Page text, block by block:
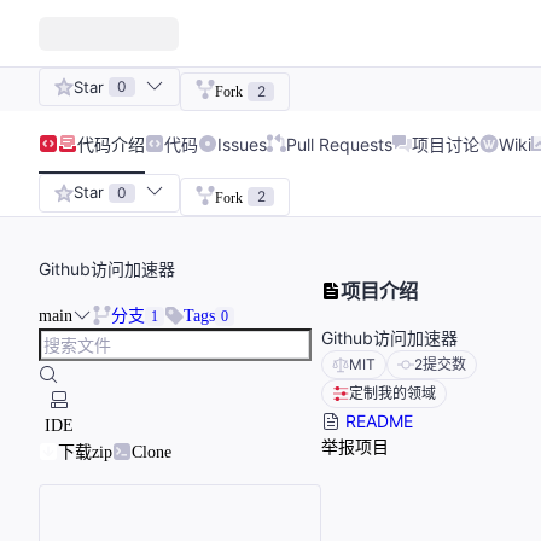
Star 0 Fork 2
代码介绍 代码 Issues Pull Requests 项目讨论 Wiki
Star 0 Fork 2
Github访问加速器
main 分支 1 Tags 0
IDE
下载zip
Clone
项目介绍
Github访问加速器
MIT 2提交数
定制我的领域
README
举报项目